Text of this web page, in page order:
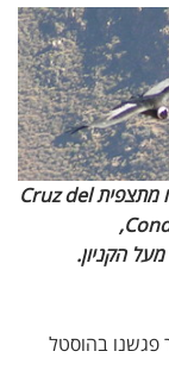
קונדורים שניצפו מתצפית Cruz del
הקניון.
פגשנו בהוסטל